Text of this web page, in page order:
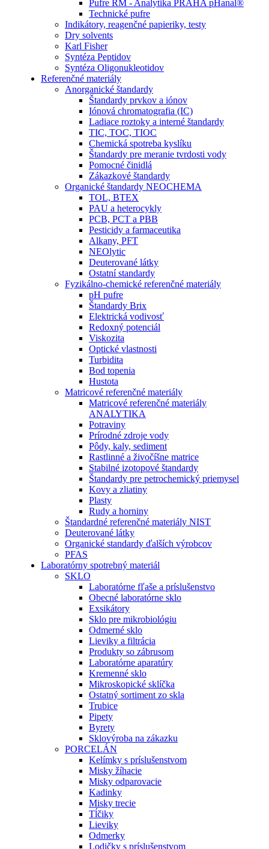
Pufre RM - Analytika PRAHA pHanal®
Technické pufre
Indikátory, reagenčné papieriky, testy
Dry solvents
Karl Fisher
Syntéza Peptidov
Syntéza Oligonukleotidov
Referenčné materiály
Anorganické štandardy
Štandardy prvkov a iónov
Iónová chromatografia (IC)
Ladiace roztoky a interné štandardy
TIC, TOC, TIOC
Chemická spotreba kyslíku
Štandardy pre meranie tvrdosti vody
Pomocné činidlá
Zákazkové štandardy
Organické štandardy NEOCHEMA
TOL, BTEX
PAU a heterocykly
PCB, PCT a PBB
Pesticidy a farmaceutika
Alkany, PFT
NEOlytic
Deuterované látky
Ostatní standardy
Fyzikálno-chemické referenčné materiály
pH pufre
Štandardy Brix
Elektrická vodivosť
Redoxný potenciál
Viskozita
Optické vlastnosti
Turbidita
Bod topenia
Hustota
Matricové referenčné materiály
Matricové referenčné materiály
ANALYTIKA
Potraviny
Prírodné zdroje vody
Pôdy, kaly, sediment
Rastlinné a živočíšne matrice
Stabilné izotopové štandardy
Štandardy pre petrochemický priemysel
Kovy a zliatiny
Plasty
Rudy a horniny
Štandardné referenčné materiály NIST
Deuterované látky
Organické standardy ďalších výrobcov
PFAS
Laboratórny spotrebný materiál
SKLO
Laboratórne fľaše a príslušenstvo
Obecné laboratórne sklo
Exsikátory
Sklo pre mikrobiológiu
Odmerné sklo
Lieviky a filtrácia
Produkty so zábrusom
Laboratórne aparatúry
Kremenné sklo
Mikroskopické sklíčka
Ostatný sortiment zo skla
Trubice
Pipety
Byrety
Sklovýroba na zákazku
PORCELÁN
Kelímky s príslušenstvom
Misky žíhacie
Misky odparovacie
Kadinky
Misky trecie
Tĺčiky
Lieviky
Odmerky
Lodičky s príslušenstvom